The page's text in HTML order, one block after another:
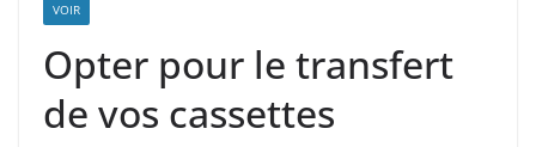
VOIR
Opter pour le transfert
de vos cassettes